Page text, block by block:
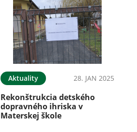
Aktuality 28. JAN 2025
Rekonštrukcia detského
dopravného ihriska v
Materskej škole